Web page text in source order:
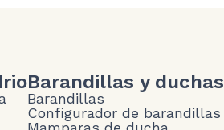
Barandillas y duchas
Barandillas
Configurador de barandillas